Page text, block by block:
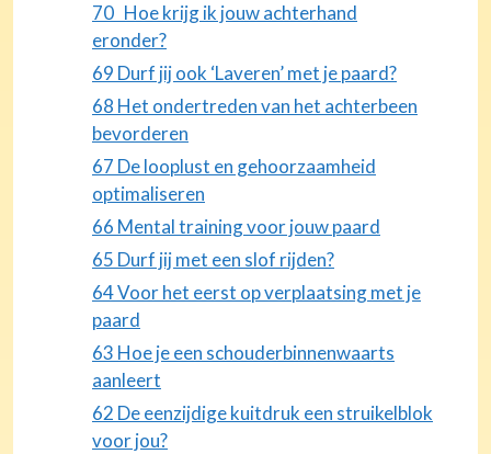
70 Hoe krijg ik jouw achterhand
eronder?
69 Durf jij ook ‘Laveren’ met je paard?
68 Het ondertreden van het achterbeen
bevorderen
67 De looplust en gehoorzaamheid
optimaliseren
66 Mental training voor jouw paard
65 Durf jij met een slof rijden?
64 Voor het eerst op verplaatsing met je
paard
63 Hoe je een schouderbinnenwaarts
aanleert
62 De eenzijdige kuitdruk een struikelblok
voor jou?